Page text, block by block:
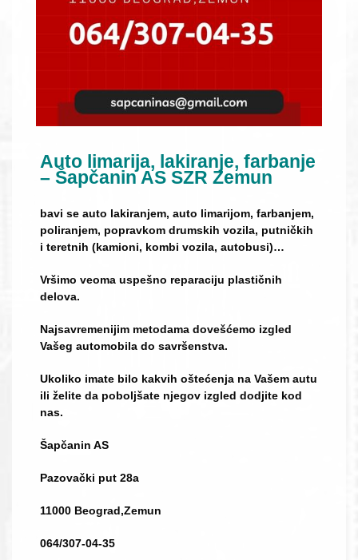
Auto limarija, lakiranje, farbanje
– Šapčanin AS SZR Zemun
bavi se auto lakiranjem, auto limarijom, farbanjem,
poliranjem, popravkom drumskih vozila, putničkih
i teretnih (kamioni, kombi vozila, autobusi)…
Vršimo veoma uspešno reparaciju plastičnih
delova.
Najsavremenijim metodama dovešćemo izgled
Vašeg automobila do savršenstva.
Ukoliko imate bilo kakvih oštećenja na Vašem autu
ili želite da poboljšate njegov izgled dodjite kod
nas.
Šapčanin AS
Pazovački put 28a
11000 Beograd,Zemun
064/307-04-35